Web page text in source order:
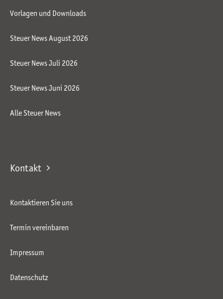
Vorlagen und Downloads
Steuer News August 2026
Steuer News Juli 2026
Steuer News Juni 2026
Alle Steuer News
Kontakt
Kontaktieren Sie uns
Termin vereinbaren
Impressum
Datenschutz